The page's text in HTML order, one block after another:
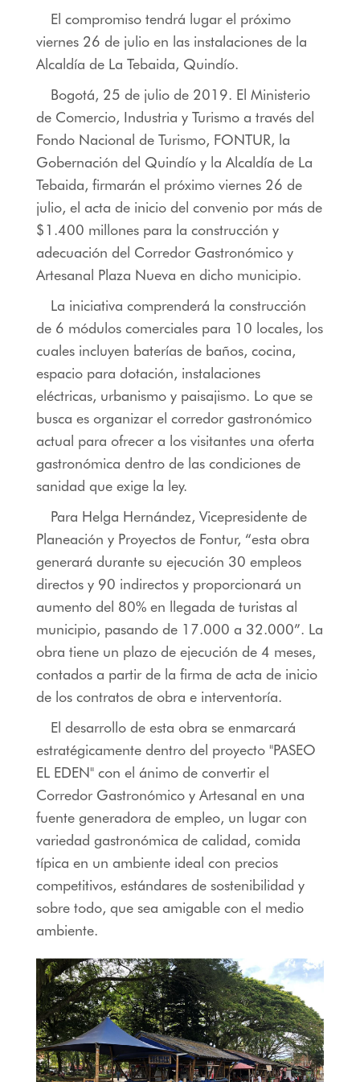
El compromiso tendrá lugar el próximo
viernes 26 de julio en las instalaciones de la
Alcaldía de La Tebaida, Quindío.
Bogotá, 25 de julio de 2019. El Ministerio
de Comercio, Industria y Turismo a través del
Fondo Nacional de Turismo, FONTUR, la
Gobernación del Quindío y la Alcaldía de La
Tebaida, firmarán el próximo viernes 26 de
julio, el acta de inicio del convenio por más de
$1.400 millones para la construcción y
adecuación del Corredor Gastronómico y
Artesanal Plaza Nueva en dicho municipio.
La iniciativa comprenderá la construcción
de 6 módulos comerciales para 10 locales, los
cuales incluyen baterías de baños, cocina,
espacio para dotación, instalaciones
eléctricas, urbanismo y paisajismo. Lo que se
busca es organizar el corredor gastronómico
actual para ofrecer a los visitantes una oferta
gastronómica dentro de las condiciones de
sanidad que exige la ley.
Para Helga Hernández, Vicepresidente de
Planeación y Proyectos de Fontur, “esta obra
generará durante su ejecución 30 empleos
directos y 90 indirectos y proporcionará un
aumento del 80% en llegada de turistas al
municipio, pasando de 17.000 a 32.000”. La
obra tiene un plazo de ejecución de 4 meses,
contados a partir de la firma de acta de inicio
de los contratos de obra e interventoría.
El desarrollo de esta obra se enmarcará
estratégicamente dentro del proyecto "PASEO
EL EDEN" con el ánimo de convertir el
Corredor Gastronómico y Artesanal en una
fuente generadora de empleo, un lugar con
variedad gastronómica de calidad, comida
típica en un ambiente ideal con precios
competitivos, estándares de sostenibilidad y
sobre todo, que sea amigable con el medio
ambiente.